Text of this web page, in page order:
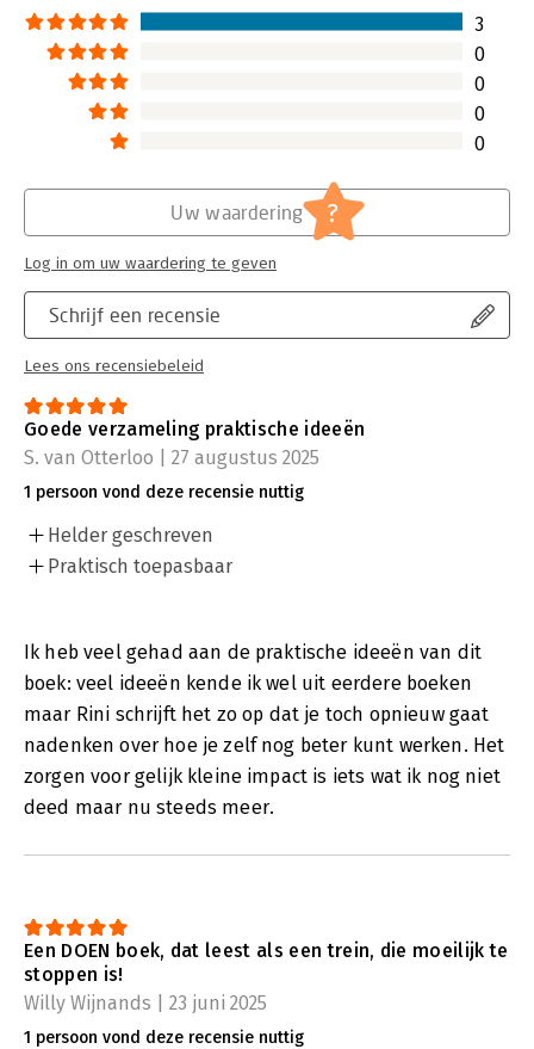
3
0
0
0
0
Schrijf een recensie
Lees ons recensiebeleid
Uw waardering ?
Log in om uw waardering te geven
Goede verzameling praktische ideeën
S. van Otterloo | 27 augustus 2025
1 persoon vond deze recensie nuttig
Helder geschreven
Praktisch toepasbaar
Ik heb veel gehad aan de praktische ideeën van dit
boek: veel ideeën kende ik wel uit eerdere boeken
maar Rini schrijft het zo op dat je toch opnieuw gaat
nadenken over hoe je zelf nog beter kunt werken. Het
zorgen voor gelijk kleine impact is iets wat ik nog niet
deed maar nu steeds meer.
Een DOEN boek, dat leest als een trein, die moeilijk te
stoppen is!
Willy Wijnands | 23 juni 2025
1 persoon vond deze recensie nuttig